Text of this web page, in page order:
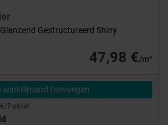
Gestructureerd Shiny
47,98 €/m²
winkelmand toevoegen
Pakket